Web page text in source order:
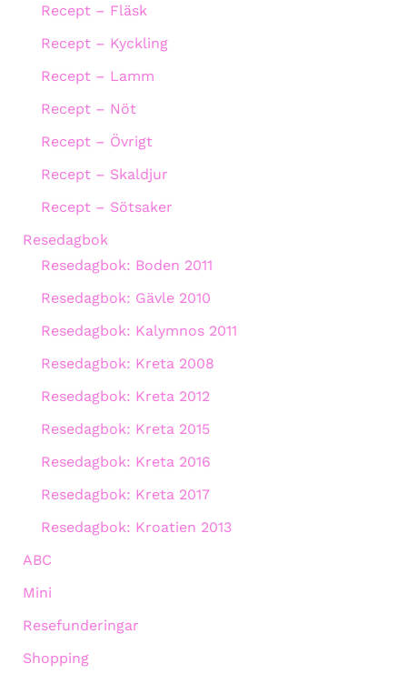
Recept – Fläsk
Recept – Kyckling
Recept – Lamm
Recept – Nöt
Recept – Övrigt
Recept – Skaldjur
Recept – Sötsaker
Resedagbok
Resedagbok: Boden 2011
Resedagbok: Gävle 2010
Resedagbok: Kalymnos 2011
Resedagbok: Kreta 2008
Resedagbok: Kreta 2012
Resedagbok: Kreta 2015
Resedagbok: Kreta 2016
Resedagbok: Kreta 2017
Resedagbok: Kroatien 2013
ABC
Mini
Resefunderingar
Shopping